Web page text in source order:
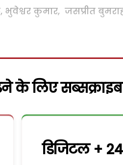
भुवेश्वर कुमार, जसप्रीत
के लिए
डिजिटल +